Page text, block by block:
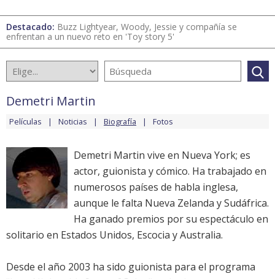
Destacado: Buzz Lightyear, Woody, Jessie y compañía se
enfrentan a un nuevo reto en 'Toy story 5'
Demetri Martin
Películas Noticias Biografía Fotos
Demetri Martin vive en Nueva York; es
actor, guionista y cómico. Ha trabajado en
numerosos países de habla inglesa,
aunque le falta Nueva Zelanda y Sudáfrica.
Ha ganado premios por su espectáculo en
solitario en Estados Unidos, Escocia y Australia.
Desde el año 2003 ha sido guionista para el programa